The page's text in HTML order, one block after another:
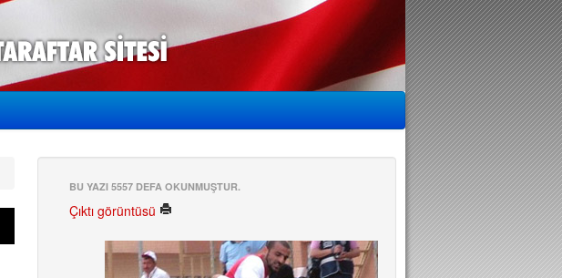
BU YAZI 5557 DEFA OKUNMUŞTUR.
Çıktı görüntüsü